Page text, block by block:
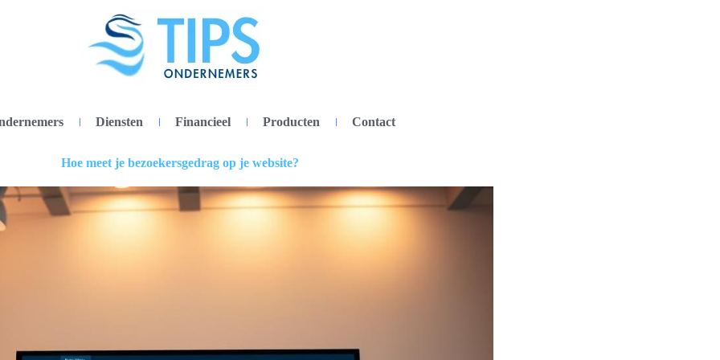
Diensten Financieel Producten Contact
Hoe meet je bezoekersgedrag op je website?